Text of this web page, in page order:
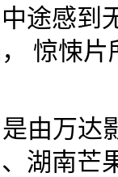
途感到
惊悚
由万达
湖南芒